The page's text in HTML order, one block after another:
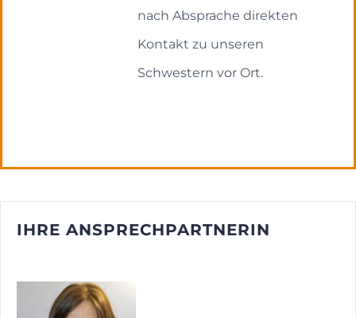
nach Absprache direkten
Kontakt zu unseren
Schwestern vor Ort.
IHRE ANSPRECHPARTNERIN